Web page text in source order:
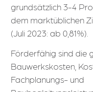
grundsätzlich 3-4
dem marktüblichen
(Juli 2023: ab 0,81%).
Förderfähig sind die
Bauwerkskosten,
Fachplanungs- und